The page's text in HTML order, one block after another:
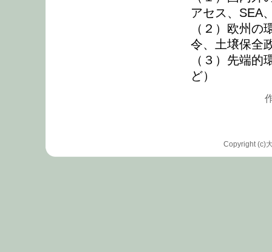
アセス、SEA
（２）欧州
令、土壌保全
（３）先端
ど）
Copyright (c)